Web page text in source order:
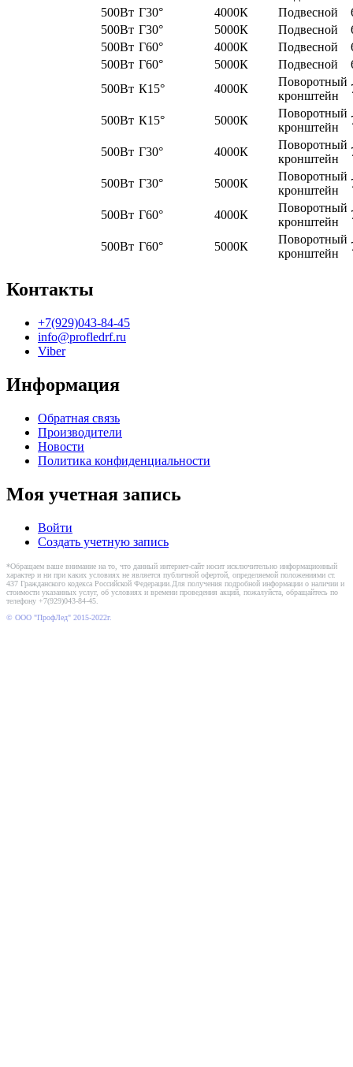
500Вт Г30° 4000К Подвесной
500Вт Г30° 5000К Подвесной
500Вт Г60° 4000К Подвесной
500Вт Г60° 5000К Подвесной
500Вт К15° 4000К
Поворотный
кронштейн
500Вт К15° 5000К
Поворотный
кронштейн
500Вт Г30° 4000К
Поворотный
кронштейн
500Вт Г30° 5000К
Поворотный
кронштейн
500Вт Г60° 4000К
Поворотный
кронштейн
500Вт Г60° 5000К
Поворотный
кронштейн
Контакты
+7(929)043-84-45
info@profledrf.ru
Viber
Информация
Обратная связь
Производители
Новости
Политика конфиденциальности
Моя учетная запись
Войти
Создать учетную запись
*Обращаем ваше внимание на то, что данный интернет-сайт носит исключительно информационный
характер и ни при каких условиях не является публичной офертой, определяемой положениями ст.
437 Гражданского кодекса Российской Федерации.Для получения подробной информации о наличии и
стоимости указанных услуг, об условиях и времени проведения акций, пожалуйста, обращайтесь по
телефону +7(929)043-84-45.
© ООО "ПрофЛед" 2015-2022г.